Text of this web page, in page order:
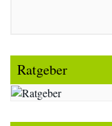
Ratgeber